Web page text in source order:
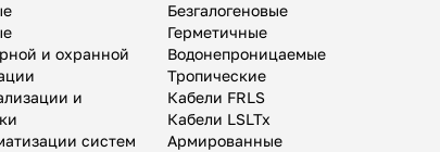
и охранной
и
систем
Безгалогеновые
Герметичные
Водонепроницаемые
Тропические
Кабели FRLS
Кабели LSLTx
Армированные